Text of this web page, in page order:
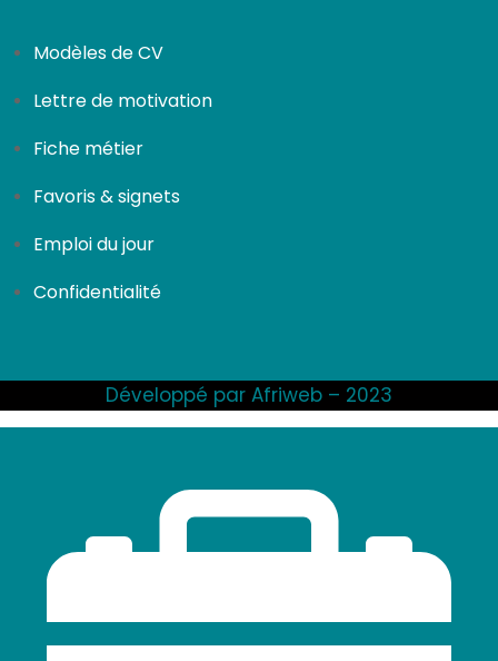
Modèles de CV
Lettre de motivation
Fiche métier
Favoris & signets
Emploi du jour
Confidentialité
Développé par Afriweb – 2023